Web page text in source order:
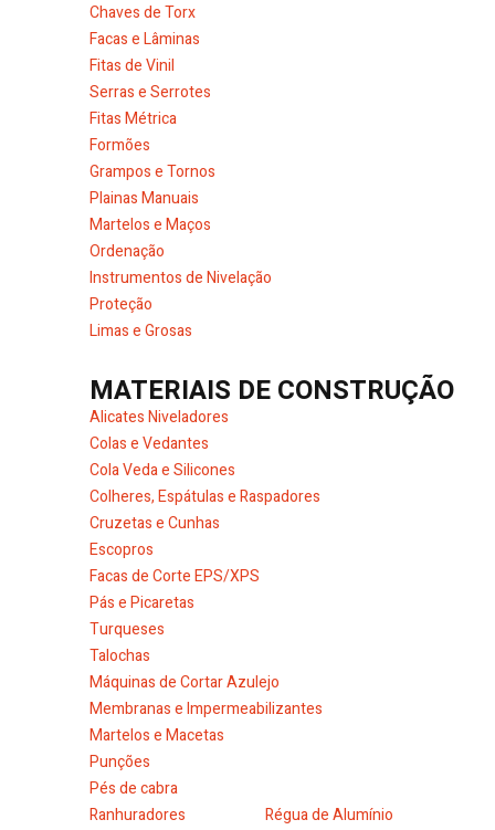
Chaves de Torx
Facas e Lâminas
Fitas de Vinil
Serras e Serrotes
Fitas Métrica
Formões
Grampos e Tornos
Plainas Manuais
Martelos e Maços
Ordenação
Instrumentos de Nivelação
Proteção
Limas e Grosas
MATERIAIS DE CONSTRUÇÃO
Alicates Niveladores
Colas e Vedantes
Cola Veda e Silicones
Colheres, Espátulas e Raspadores
Cruzetas e Cunhas
Escopros
Facas de Corte EPS/XPS
Pás e Picaretas
Turqueses
Talochas
Máquinas de Cortar Azulejo
Membranas e Impermeabilizantes
Martelos e Macetas
Punções
Pés de cabra
Ranhuradores
Régua de Alumínio